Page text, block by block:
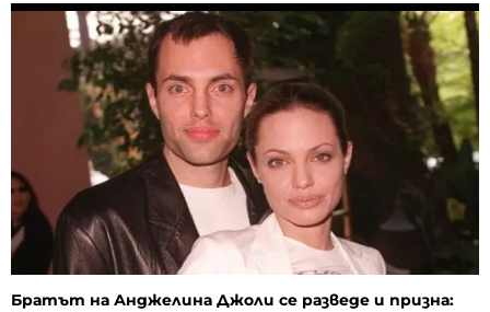
Братът на Анджелина Джоли се разведе и призна: